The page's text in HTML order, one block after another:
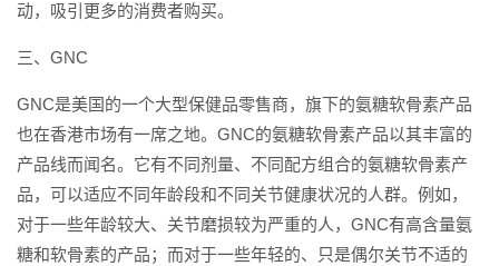
动，吸引更多的消费者购买。
三、GNC
GNC是美国的一个大型保健品零售商，旗下的氨糖软骨素产品
也在香港市场有一席之地。GNC的氨糖软骨素产品以其丰富的
产品线而闻名。它有不同剂量、不同配方组合的氨糖软骨素产
品，可以适应不同年龄段和不同关节健康状况的人群。例如，
对于一些年龄较大、关节磨损较为严重的人，GNC有高含量氨
糖和软骨素的产品；而对于一些年轻的、只是偶尔关节不适的